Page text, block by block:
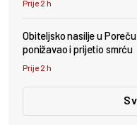
Prije 2 h
Obiteljsko nasilje u
ponižavao i prijetio smrću
Prije 2 h